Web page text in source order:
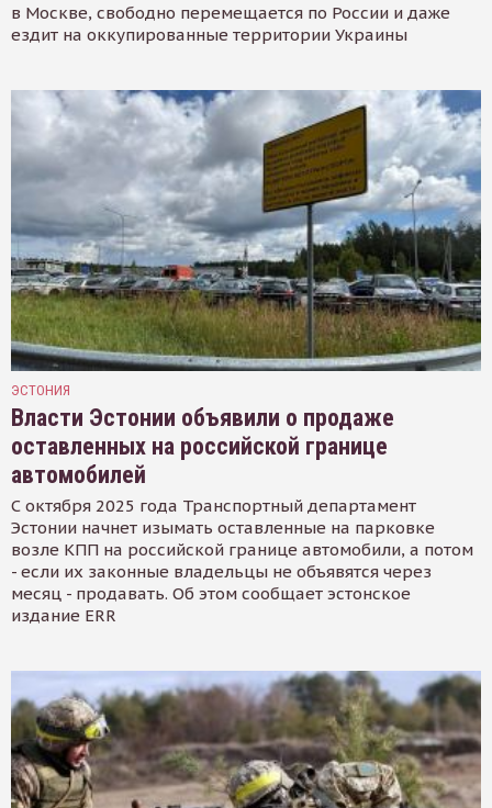
в Москве, свободно перемещается по России и даже
ездит на оккупированные территории Украины
ЭСТОНИЯ
Власти Эстонии объявили о продаже
оставленных на российской границе
автомобилей
С октября 2025 года Транспортный департамент
Эстонии начнет изымать оставленные на парковке
возле КПП на российской границе автомобили, а потом
- если их законные владельцы не объявятся через
месяц - продавать. Об этом сообщает эстонское
издание ERR